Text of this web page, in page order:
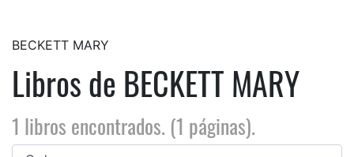
BECKETT MARY
Libros de BECKETT MARY
1 libros encontrados. (1 páginas).